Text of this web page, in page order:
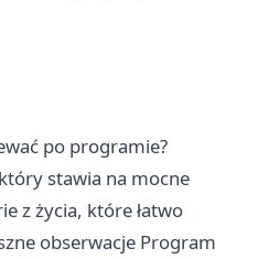
po programie?
stawia na mocne
z życia, które łatwo
obserwacje Program